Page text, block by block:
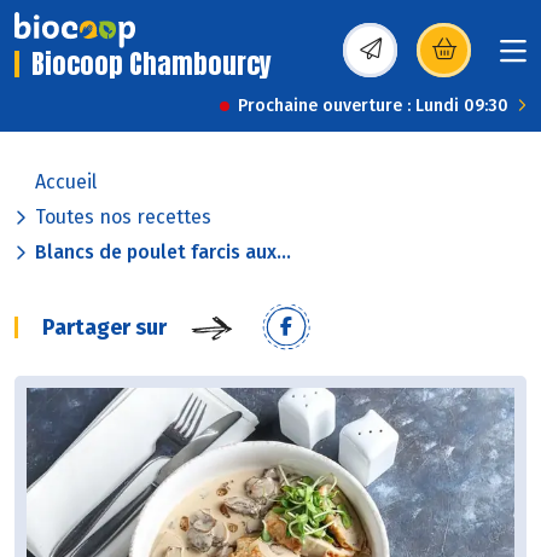
Biocoop Chambourcy (s’ouvre dans une
Prochaine ouverture : Lundi 09:30
Accueil
Toutes nos recettes
Blancs de poulet farcis aux...
Partager sur